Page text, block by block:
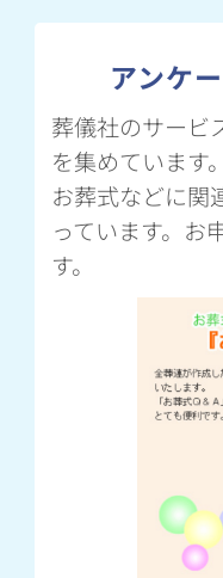
アンケ
葬儀社のサービ
を集めています
お葬式などに関
っています。お
す。